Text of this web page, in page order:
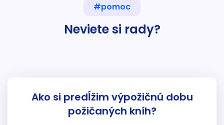
#pomoc
Neviete si rady?
Ako si predĺžim výpožičnú dobu
požičaných kníh?